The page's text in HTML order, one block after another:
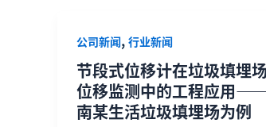
公司新闻, 行业新闻
节段式位移计在垃圾填埋
位移监测中的工程应用
南某生活垃圾填埋场为例